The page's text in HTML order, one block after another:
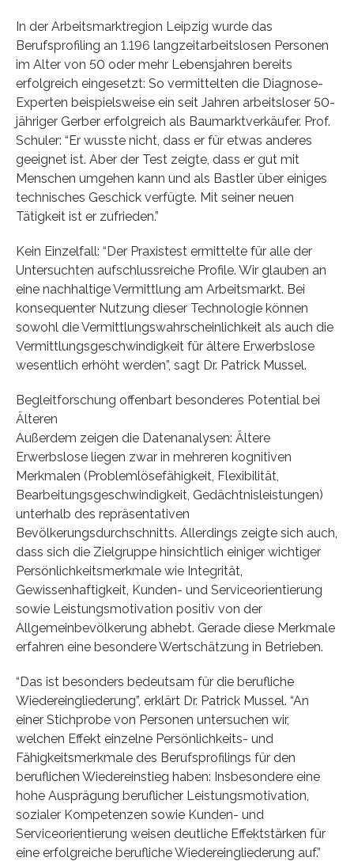
In der Arbeitsmarktregion Leipzig wurde das
Berufsprofiling an 1.196 langzeitarbeitslosen Personen
im Alter von 50 oder mehr Lebensjahren bereits
erfolgreich eingesetzt: So vermittelten die Diagnose-
Experten beispielsweise ein seit Jahren arbeitsloser 50-
jähriger Gerber erfolgreich als Baumarktverkäufer. Prof.
Schuler: “Er wusste nicht, dass er für etwas anderes
geeignet ist. Aber der Test zeigte, dass er gut mit
Menschen umgehen kann und als Bastler über einiges
technisches Geschick verfügte. Mit seiner neuen
Tätigkeit ist er zufrieden.”
Kein Einzelfall: “Der Praxistest ermittelte für alle der
Untersuchten aufschlussreiche Profile. Wir glauben an
eine nachhaltige Vermittlung am Arbeitsmarkt. Bei
konsequenter Nutzung dieser Technologie können
sowohl die Vermittlungswahrscheinlichkeit als auch die
Vermittlungsgeschwindigkeit für ältere Erwerbslose
wesentlich erhöht werden”, sagt Dr. Patrick Mussel.
Begleitforschung offenbart besonderes Potential bei
Älteren
Außerdem zeigen die Datenanalysen: Ältere
Erwerbslose liegen zwar in mehreren kognitiven
Merkmalen (Problemlösefähigkeit, Flexibilität,
Bearbeitungsgeschwindigkeit, Gedächtnisleistungen)
unterhalb des repräsentativen
Bevölkerungsdurchschnitts. Allerdings zeigte sich auch,
dass sich die Zielgruppe hinsichtlich einiger wichtiger
Persönlichkeitsmerkmale wie Integrität,
Gewissenhaftigkeit, Kunden- und Serviceorientierung
sowie Leistungsmotivation positiv von der
Allgemeinbevölkerung abhebt. Gerade diese Merkmale
erfahren eine besondere Wertschätzung in Betrieben.
“Das ist besonders bedeutsam für die berufliche
Wiedereingliederung”, erklärt Dr. Patrick Mussel. “An
einer Stichprobe von Personen untersuchen wir,
welchen Effekt einzelne Persönlichkeits- und
Fähigkeitsmerkmale des Berufsprofilings für den
beruflichen Wiedereinstieg haben: Insbesondere eine
hohe Ausprägung beruflicher Leistungsmotivation,
sozialer Kompetenzen sowie Kunden- und
Serviceorientierung weisen deutliche Effektstärken für
eine erfolgreiche berufliche Wiedereingliederung auf.”